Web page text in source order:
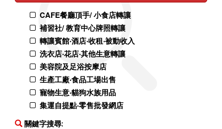
CAFE餐廳頂手/ 小食店轉讓
補習社/ 教育中心牌照轉讓
轉讓賓館‧酒店‧收租‧被動收入
洗衣店‧花店‧其他生意轉讓
美容院及足浴按摩店
生產工廠‧食品工場出售
寵物生意‧貓狗水族用品
集運自提點‧零售批發網店
關鍵字搜尋: